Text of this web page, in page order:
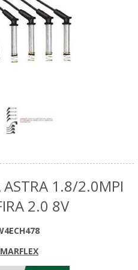
ASTRA 1.8/2.0MPI
2.0 8V
MARFLEX